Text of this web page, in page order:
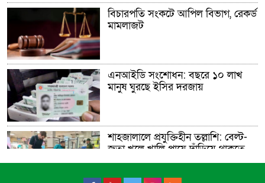
বিচারপতি সংকটে আপিল বিভাগ, রেকর্ড
মামলাজট
এনআইডি সংশোধন: বছরে ১০ লাখ
মানুষ ঘুরছে ইসির দরজায়
শাহজালালে প্রযুক্তিহীন তল্লাশি: বেল্ট-
জুতা খুলে খালি পায়ে দাঁড়িয়ে থাকতে
হয় যাত্রীদের